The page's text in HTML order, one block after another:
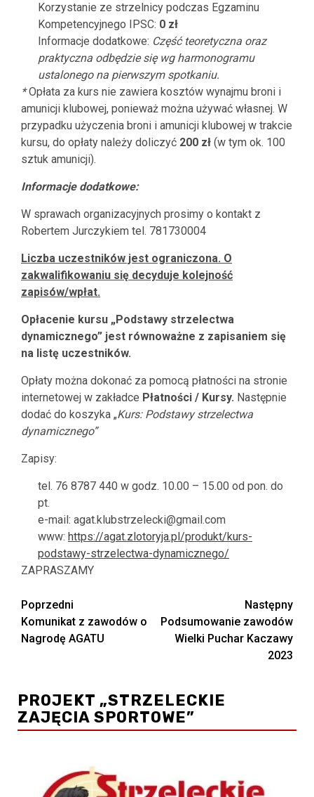
Korzystanie ze strzelnicy podczas Egzaminu
Kompetencyjnego IPSC: 0 zł
Informacje dodatkowe: Część teoretyczna oraz
praktyczna odbędzie się wg harmonogramu
ustalonego na pierwszym spotkaniu.
*Opłata za kurs nie zawiera kosztów wynajmu broni i
amunicji klubowej, ponieważ można używać własnej. W
przypadku użyczenia broni i amunicji klubowej w trakcie
kursu, do opłaty należy doliczyć 200 zł (w tym ok. 100
sztuk amunicji).
Informacje dodatkowe:
W sprawach organizacyjnych prosimy o kontakt z
Robertem Jurczykiem tel. 781730004
Liczba uczestników jest ograniczona. O
zakwalifikowaniu się decyduje kolejność
zapisów/wpłat.
Opłacenie kursu „Podstawy strzelectwa
dynamicznego” jest równoważne z zapisaniem się
na listę uczestników.
Opłaty można dokonać za pomocą płatności na stronie
internetowej w zakładce Płatności / Kursy. Następnie
dodać do koszyka „Kurs: Podstawy strzelectwa
dynamicznego”
Zapisy:
tel. 76 8787 440 w godz. 10.00 – 15.00 od pon. do
pt.
e-mail: agat.klubstrzelecki@gmail.com
www: https://agat.zlotoryja.pl/produkt/kurs-
podstawy-strzelectwa-dynamicznego/
ZAPRASZAMY
Zobacz
wpisy
Poprzedni
Komunikat z zawodów o
Nagrodę AGATU
Następny
Podsumowanie zawodów
Wielki Puchar Kaczawy
2023
PROJEKT „STRZELECKIE
ZAJĘCIA SPORTOWE”